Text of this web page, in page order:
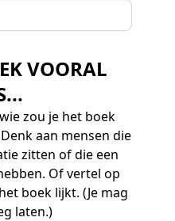
VOORAL
zou je het boek
aan mensen die
zitten of die een
Of vertel op
boek lijkt. (Je mag
laten.)